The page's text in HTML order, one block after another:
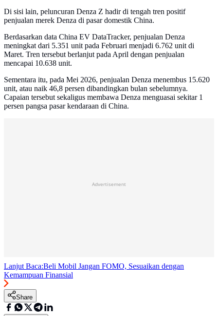
Di sisi lain, peluncuran Denza Z hadir di tengah tren positif
penjualan merek Denza di pasar domestik China.
Berdasarkan data China EV DataTracker, penjualan Denza
meningkat dari 5.351 unit pada Februari menjadi 6.762 unit di
Maret. Tren tersebut berlanjut pada April dengan penjualan
mencapai 10.638 unit.
Sementara itu, pada Mei 2026, penjualan Denza menembus 15.620
unit, atau naik 46,8 persen dibandingkan bulan sebelumnya.
Capaian tersebut sekaligus membawa Denza menguasai sekitar 1
persen pangsa pasar kendaraan di China.
Advertisement
Lanjut Baca:Beli Mobil Jangan FOMO, Sesuaikan dengan
Kemampuan Finansial
Share